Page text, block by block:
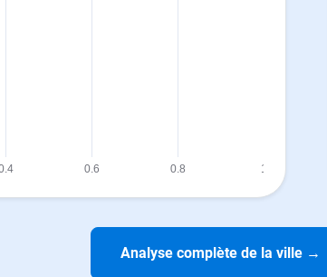
Analyse complète de la ville →